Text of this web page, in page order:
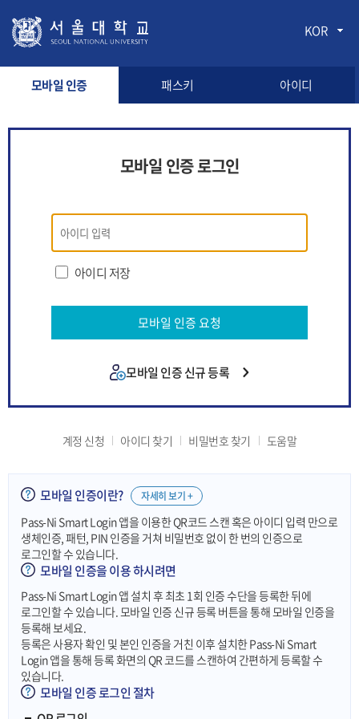
KOR
모바일 인증 패스키 아이디
모바일 인증 로그인
모바일
인증
로그인
아이디 저장
모바일 인증 요청
모바일 인증 신규 등록
계정 신청 아이디 찾기 비밀번호 찾기 도움말
모바일 인증이란? 자세히 보기 +
Pass-Ni Smart Login 앱을 이용한 QR코드 스캔 혹은 아이디 입력 만으로
생체인증, 패턴, PIN 인증을 거쳐 비밀번호 없이 한 번의 인증으로
로그인할 수 있습니다.
모바일 인증을 이용 하시려면
Pass-Ni Smart Login 앱 설치 후 최초 1회 인증 수단을 등록한 뒤에
로그인할 수 있습니다. 모바일 인증 신규 등록 버튼을 통해 모바일 인증을
등록해 보세요.
등록은 사용자 확인 및 본인 인증을 거친 이후 설치한 Pass-Ni Smart
Login 앱을 통해 등록 화면의 QR 코드를 스캔하여 간편하게 등록할 수
있습니다.
모바일 인증 로그인 절차